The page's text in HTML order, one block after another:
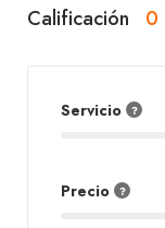
Calificación 0
Servicio
Precio